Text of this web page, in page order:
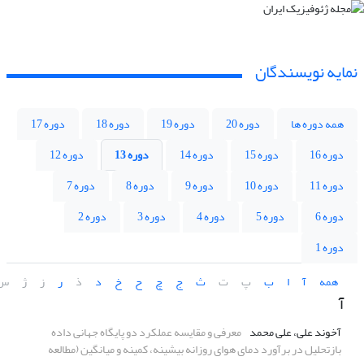
نمایه نویسندگان
همه دوره ها دوره 20 دوره 19 دوره 18
دوره 17
دوره 16
دوره 15 دوره 14 دوره 13
دوره 12
دوره 11
دوره 10 دوره 9 دوره 8
دوره 7
دوره 6
دوره 5 دوره 4 دوره 3
دوره 2
دوره 1
همه
آ ا ب پ ت ث ج چ ح خ د ذ ر ز ژ
آ
آخوند علی، علی محمد معرفی و مقایسه عملکرد دو پایگاه جهانی داده
بازتحلیل در برآورد دمای هوای روزانه بیشینه، کمینه و میانگین (مطالعه